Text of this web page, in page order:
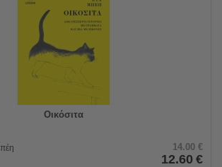
Οικόσιτα
14.00 €
12.60 €